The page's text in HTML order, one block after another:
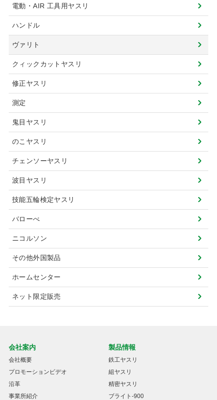
電動・AIR 工具用ヤスリ
ハンドル
ヴァリト
クィックカットヤスリ
修正ヤスリ
測定
鬼目ヤスリ
のこヤスリ
チェンソーヤスリ
波目ヤスリ
技能五輪検定ヤスリ
バローべ
ニコルソン
その他外国製品
ホームセンター
ネット限定販売
会社案内
会社概要
プロモーションビデオ
沿革
事業所紹介
製品情報
鉄工ヤスリ
組ヤスリ
精密ヤスリ
ブライト-900